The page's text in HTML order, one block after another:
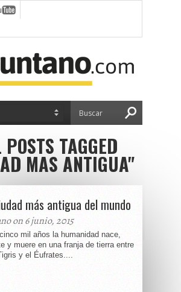
TAGGED
MAS ANTIGUA"
más antigua del mundo
on 6 junio, 2015
mil años la humanidad nace,
y muere en una franja de tierra entre
y el Éufrates....